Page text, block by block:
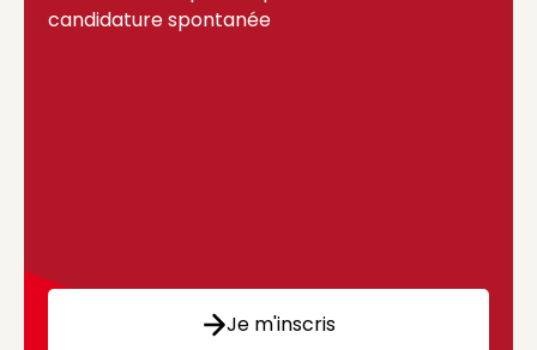
candidature spontanée
Je m'inscris